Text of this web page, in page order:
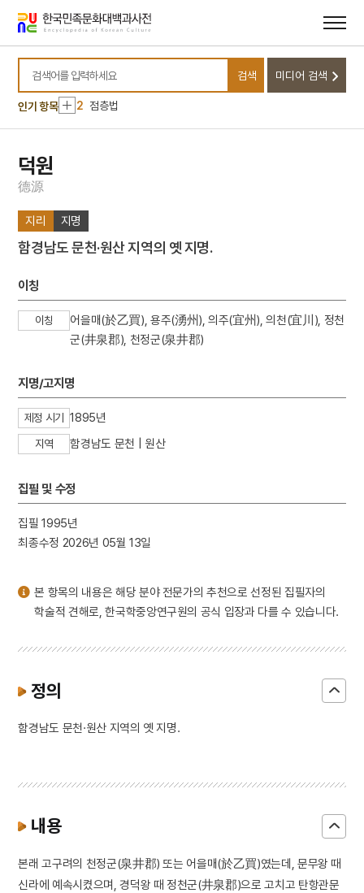
바로가기
바로가기
검색어를 입력하세요
검색 미디어 검색
인기 항목
10 대동
1 계미자
2 점층법
3 12연기
7
8 광복절 노래
10 대동
1 계미자
2
점층법
4 성종
5
어우야담
6
이광륜
9
10 대동
덕원
德源
지리 지명
함경남도 문천·원산 지역의 옛 지명.
이칭
이칭
어을매(於乙買), 용주(湧州), 의주(宜州), 의천(宜川), 정천
군(井泉郡), 천정군(泉井郡)
지명/고지명
제정 시기 1895년
지역 함경남도 문천 | 원산
집필 및 수정
집필 1995년
최종수정 2026년 05월 13일
본 항목의 내용은 해당 분야 전문가의 추천으로 선정된 집필자의
학술적 견해로, 한국학중앙연구원의 공식 입장과 다를 수 있습니다.
정의
함경남도 문천·원산 지역의 옛 지명.
내용
본래 고구려의 천정군(泉井郡) 또는 어을매(於乙買)였는데, 문무왕 때
신라에 예속시켰으며, 경덕왕 때 정천군(井泉郡)으로 고치고 탄항관문